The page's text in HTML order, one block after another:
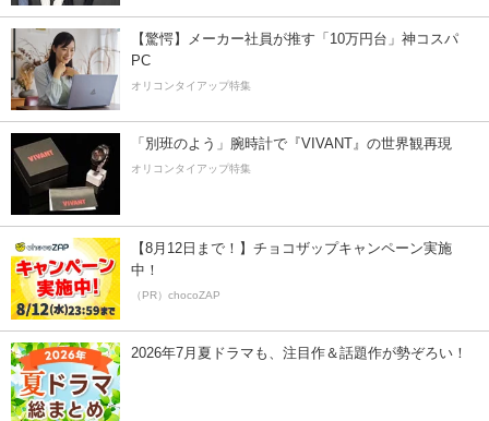
【驚愕】メーカー社員が推す「10万円台」神コスパ
PC
オリコンタイアップ特集
「別班のよう」腕時計で『VIVANT』の世界観再現
オリコンタイアップ特集
【8月12日まで！】チョコザップキャンペーン実施
中！
（PR）chocoZAP
2026年7月夏ドラマも、注目作＆話題作が勢ぞろい！